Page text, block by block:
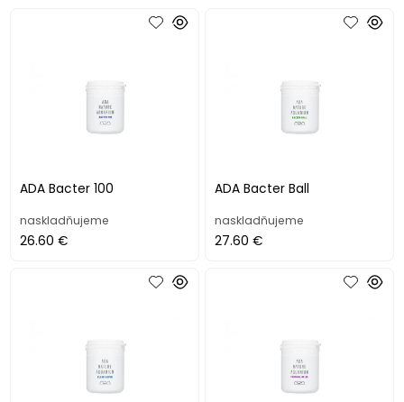
ADA Bacter 100
naskladňujeme
26.60 €
ADA Bacter Ball
naskladňujeme
27.60 €